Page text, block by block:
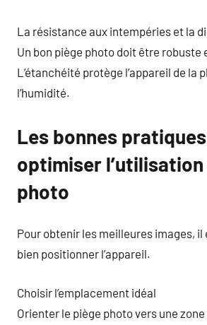
La résistance aux intempéries et la
Un bon piège photo doit être robuste
L’étanchéité protège l’appareil de la
l’humidité.
Les bonnes
optimiser l’utilisation
photo
Pour obtenir les meilleures images,
bien positionner l’appareil.
Choisir l’emplacement idéal
Orienter le piège photo vers une